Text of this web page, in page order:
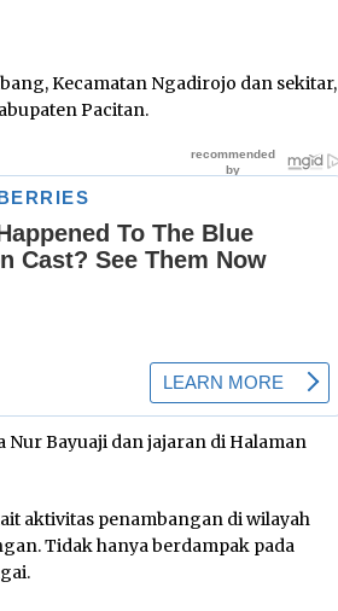
Kecamatan Ngadirojo dan sekitar,
Pacitan.
Nur Bayuaji dan jajaran di Halaman
aktivitas penambangan di wilayah
Tidak hanya berdampak pada